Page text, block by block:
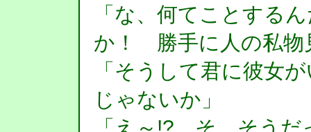
「な、何てことする
か！ 勝手に人の私物
「そうして君に彼女
じゃないか」